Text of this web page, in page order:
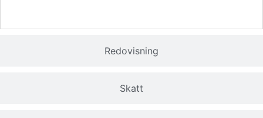
Redovisning
Skatt